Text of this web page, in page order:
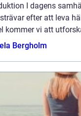
I dagens
efter att leva
kommer vi att
Bergholm